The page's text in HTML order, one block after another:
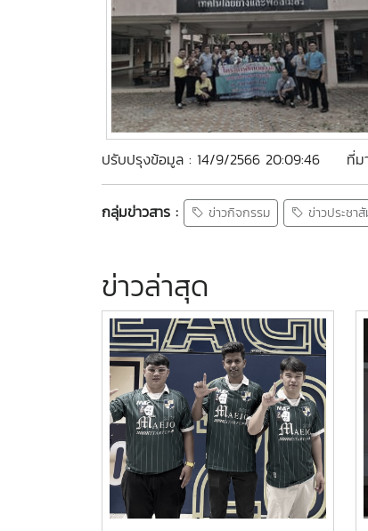
ปรับปรุงข้อมูล : 14/9/2566 20:09:46 ที่ม
กลุ่มข่าวสาร : ข่าวกิจกรรม ข่าวประชา
ข่าวล่าสุด